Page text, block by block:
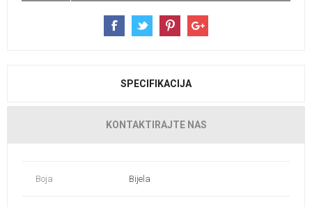
SPECIFIKACIJA
KONTAKTIRAJTE NAS
Boja Bijela